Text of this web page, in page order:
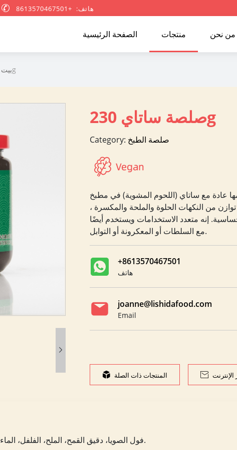
 هاتف: +8613570467501
الصفحة الرئيسية منتجات من نحن
بيتصلصة ساتاي 230g

صلصة ساتاي 230g
Category: صلصة الطبخ
عادة مع ساتاي (اللحوم المشوية) في مطبخ
من النكهات الحلوة والملحة والمكسرة ،
إنه متعدد الاستخدامات ويستخدم أيضًا
مع السلطات أو المعكرونة أو التوابل.
+8613570467501
هاتف
joanne@lishidafood.com
Email
 المنتجات ذات الصلة 
فول الصويا، دقيق القمح، الملح، الفلفل، الماء، الفول السوداني، الثوم، الجمبري، التوابل، إلخ.